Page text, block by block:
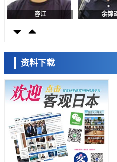
东京大学和海上保安厅等发现南海海
政策
日本第2次医疗研究开发调整费，根
千叶大学鉴定出导致难治性疾病“肺
会引发血管结构恶化
科学研究
京都大学高效生成光的构成单元“光子
科学研究
用数理模型诠释慢性荨麻疹的发病
佳治疗
科学研究
【JST事业成果】发现室温下工作的
科学研究
容江 余锦
日本科学未来馆 科学交
流员
资料下载